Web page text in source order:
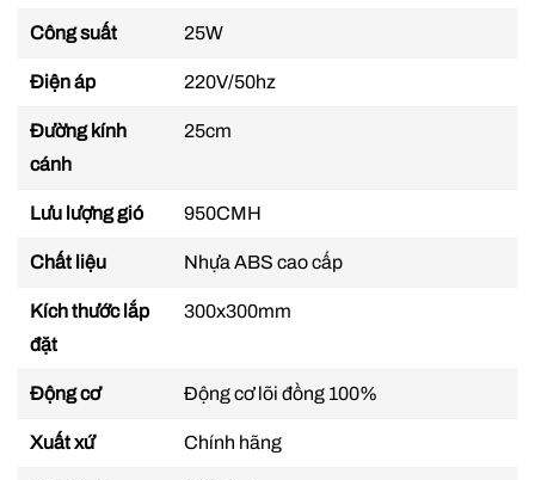
các loại quạt thông thường. Bạc đạn được bôi trơn
cho tuổi thọ của quạt được nâng cao giúp
gắn tường Panasonic FV-25AU1
Độ ồn thấp
Công suất 25Wđặc biệt tiết kiệm điện khi sử dụng
trần này vô cùng thấp chỉ38dBkhông làm ảnh
Lưu lượng gió lớn
Lưu lượng gió
950 CMH,Quạt thông gió gắn tường
thiểu các tác nhân gây hại trong không khí cũng
Công suất 25W
Điện áp 220V/50hz
Đường kính
cánh
25cm
Lưu lượng gió 950CMH
Chất liệu Nhựa ABS cao cấp
Kích thước lắp
đặt
300x300mm
Động cơ Động cơ lõi đồng 100%
Xuất xứ Chính hãng